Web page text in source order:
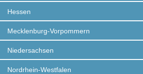
Hessen
Mecklenburg-Vorpommern
Niedersachsen
Nordrhein-Westfalen